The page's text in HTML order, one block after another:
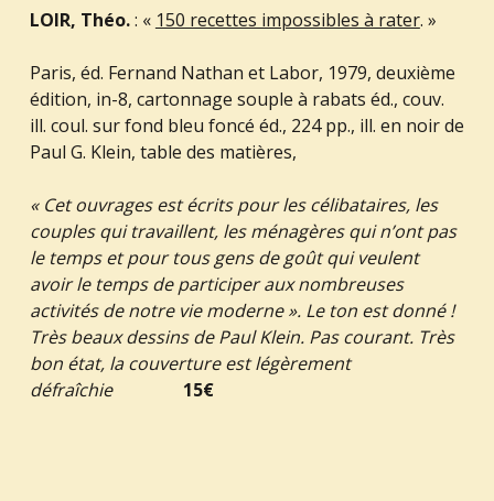
LOIR, Théo.: « 150 recettes impossibles à rater. »
Paris, éd. Fernand Nathan et Labor, 1979, deuxième
édition, in-8, cartonnage souple à rabats éd., couv.
ill. coul. sur fond bleu foncé éd., 224 pp., ill. en noir de
Paul G. Klein, table des matières,
« Cet ouvrages est écrits pour les célibataires, les
couples qui travaillent, les ménagères qui n’ont pas
le temps et pour tous gens de goût qui veulent
avoir le temps de participer aux nombreuses
activités de notre vie moderne ». Le ton est donné !
Très beaux dessins de Paul Klein. Pas courant. Très
bon état, la couverture est légèrement
défraîchie
15€